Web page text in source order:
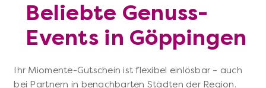
Beliebte Genuss-
Events in Göppingen
Ihr Miomente-Gutschein ist flexibel einlösbar – auch
bei Partnern in benachbarten Städten der Region.